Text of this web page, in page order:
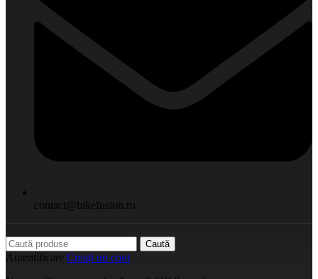
contact@bikefusion.ro
Caută
Autentificare Creați un cont